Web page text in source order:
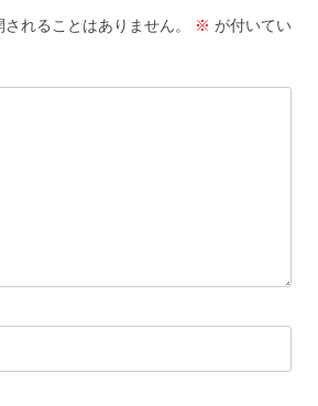
れることはありません。 ※ が付いてい